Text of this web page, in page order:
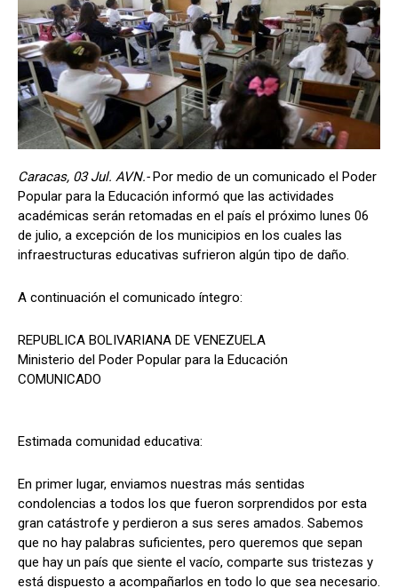
Caracas, 03 Jul. AVN.-Por medio de un comunicado el Poder
Popular para la Educación informó que las actividades
académicas serán retomadas en el país el próximo lunes 06
de julio, a excepción de los municipios en los cuales las
infraestructuras educativas sufrieron algún tipo de daño.
A continuación el comunicado íntegro:
REPUBLICA BOLIVARIANA DE VENEZUELA
Ministerio del Poder Popular para la Educación
COMUNICADO
Estimada comunidad educativa:
En primer lugar, enviamos nuestras más sentidas
condolencias a todos los que fueron sorprendidos por esta
gran catástrofe y perdieron a sus seres amados. Sabemos
que no hay palabras suficientes, pero queremos que sepan
que hay un país que siente el vacío, comparte sus tristezas y
está dispuesto a acompañarlos en todo lo que sea necesario.